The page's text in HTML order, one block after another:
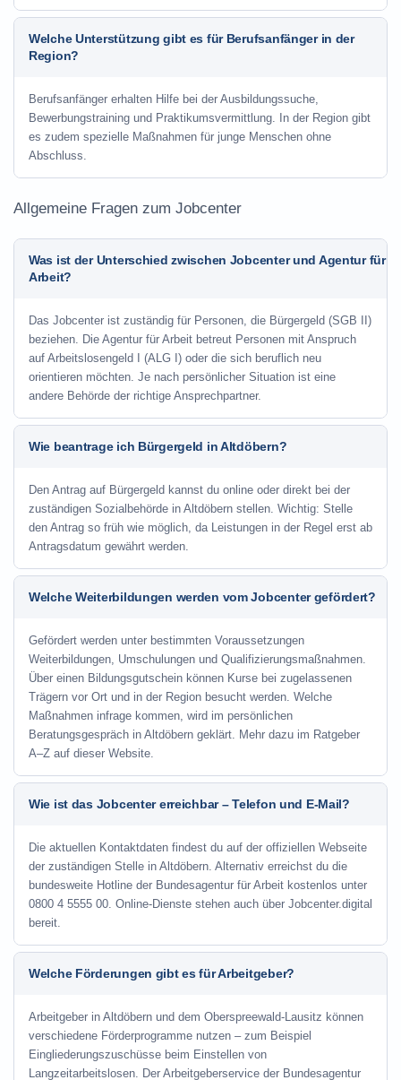
Welche Unterstützung gibt es für Berufsanfänger in der
Region?
Berufsanfänger erhalten Hilfe bei der Ausbildungssuche,
Bewerbungstraining und Praktikumsvermittlung. In der Region gibt
es zudem spezielle Maßnahmen für junge Menschen ohne
Abschluss.
Allgemeine Fragen zum Jobcenter
Was ist der Unterschied zwischen Jobcenter und Agentur für
Arbeit?
Das Jobcenter ist zuständig für Personen, die Bürgergeld (SGB II)
beziehen. Die Agentur für Arbeit betreut Personen mit Anspruch
auf Arbeitslosengeld I (ALG I) oder die sich beruflich neu
orientieren möchten. Je nach persönlicher Situation ist eine
andere Behörde der richtige Ansprechpartner.
Wie beantrage ich Bürgergeld in Altdöbern?
Den Antrag auf Bürgergeld kannst du online oder direkt bei der
zuständigen Sozialbehörde in Altdöbern stellen. Wichtig: Stelle
den Antrag so früh wie möglich, da Leistungen in der Regel erst ab
Antragsdatum gewährt werden.
Welche Weiterbildungen werden vom Jobcenter gefördert?
Gefördert werden unter bestimmten Voraussetzungen
Weiterbildungen, Umschulungen und Qualifizierungsmaßnahmen.
Über einen Bildungsgutschein können Kurse bei zugelassenen
Trägern vor Ort und in der Region besucht werden. Welche
Maßnahmen infrage kommen, wird im persönlichen
Beratungsgespräch in Altdöbern geklärt. Mehr dazu im Ratgeber
A–Z auf dieser Website.
Wie ist das Jobcenter erreichbar – Telefon und E-Mail?
Die aktuellen Kontaktdaten findest du auf der offiziellen Webseite
der zuständigen Stelle in Altdöbern. Alternativ erreichst du die
bundesweite Hotline der Bundesagentur für Arbeit kostenlos unter
0800 4 5555 00. Online-Dienste stehen auch über Jobcenter.digital
bereit.
Welche Förderungen gibt es für Arbeitgeber?
Arbeitgeber in Altdöbern und dem Oberspreewald-Lausitz können
verschiedene Förderprogramme nutzen – zum Beispiel
Eingliederungszuschüsse beim Einstellen von
Langzeitarbeitslosen. Der Arbeitgeberservice der Bundesagentur